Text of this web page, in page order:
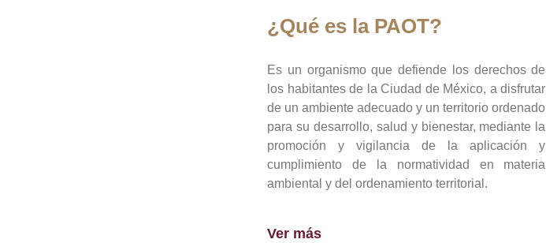
¿Qué es la PAOT?
Es un organismo que defiende los derechos de
los habitantes de la Ciudad de México, a disfrutar
de un ambiente adecuado y un territorio ordenado
para su desarrollo, salud y bienestar, mediante la
promoción y vigilancia de la aplicación y
cumplimiento de la normatividad en materia
ambiental y del ordenamiento territorial.
Ver más